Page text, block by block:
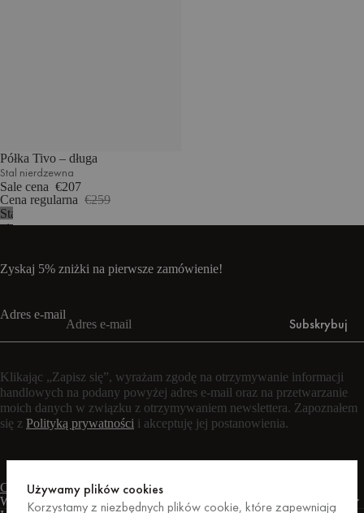
Półka Tivo – długa
Stal nierdzewna
Sale cena €207
Cena regularna €259
Stal
nierdzewna
Zyskaj 5% zniżki na pierwsze zamówienie!
Adres e-mail
Subskrybuj
Klikając „Zapisz się”, wyrażam zgodę na otrzymywanie informacji
handlowych na podany powyżej adres e-mail oraz na przetwarzanie
moich danych w związku z otrzymywaniem newslettera. Zapoznałem
się z Polityką prywatności i akceptuję jej postanowienia.
Czat na żywoFormularz kontaktowy
Warunki
Używamy plików cookies
Korzystamy z niezbędnych plików cookie, które zapewniają